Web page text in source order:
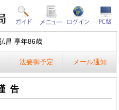
昌 享年86歳
法要御予定 メール通知
告